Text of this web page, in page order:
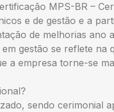
MPS-BR –
e de gestão e a
de melhorias ano
gestão se reflete na
a empresa torne-se
sendo cerimonial